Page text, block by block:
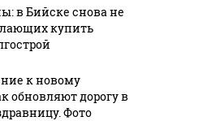
в Бийске снова не
купить
к новому
обновляют дорогу в
Фото